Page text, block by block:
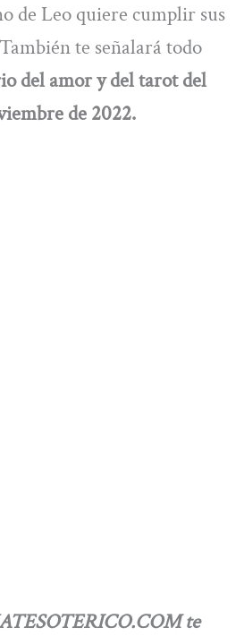
de Leo quiere cumplir sus
te señalará todo
del amor y del tarot del
de 2022.
te